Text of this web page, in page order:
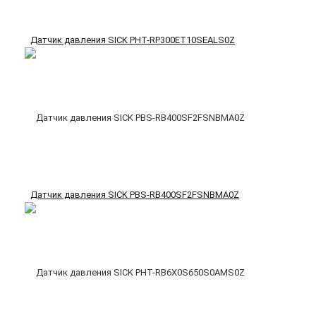
Датчик давления SICK PHT-RP300ET10SEALS0Z
Датчик давления SICK PBS-RB400SF2FSNBMA0Z